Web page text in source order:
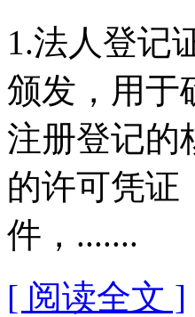
1.法人登记
颁发，用于
注册登记的
的许可凭证
件，.......
[ 阅读全文 ]